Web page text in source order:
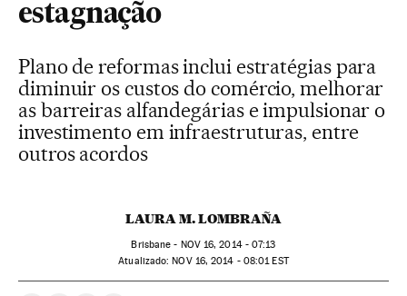
estagnação
Plano de reformas inclui estratégias para
diminuir os custos do comércio, melhorar
as barreiras alfandegárias e impulsionar o
investimento em infraestruturas, entre
outros acordos
LAURA M. LOMBRAÑA
Brisbane - NOV16, 2014 - 07:13
atualizado: NOV16, 2014 - 08:01EST